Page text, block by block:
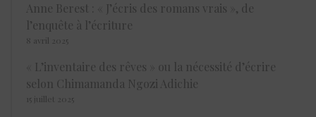
Anne Berest : « J’écris des romans vrais », de
l’enquête à l’écriture
8 avril 2025
« L’inventaire des rêves » ou la nécessité d’écrire
selon Chimamanda Ngozi Adichie
15 juillet 2025